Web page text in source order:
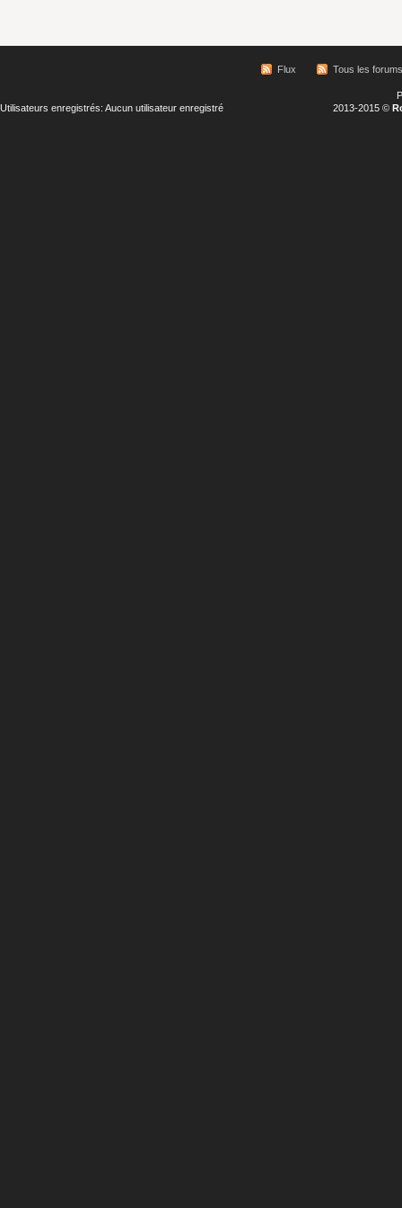
Flux Tous les forums
Utilisateurs enregistrés: Aucun utilisateur enregistré
2013-2015 ©